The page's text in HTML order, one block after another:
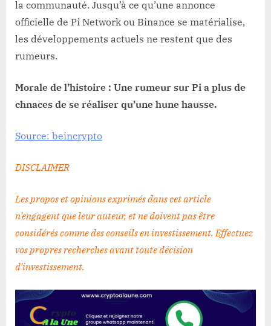
la communauté. Jusqu’à ce qu’une annonce
officielle de Pi Network ou Binance se matérialise,
les développements actuels ne restent que des
rumeurs.
Morale de l’histoire : Une rumeur sur Pi a plus de
chnaces de se réaliser qu’une hune hausse.
Source: beincrypto
DISCLAIMER
Les propos et opinions exprimés dans cet article
n’engagent que leur auteur, et ne doivent pas être
considérés comme des conseils en investissement. Effectuez
vos propres recherches avant toute décision
d’investissement.